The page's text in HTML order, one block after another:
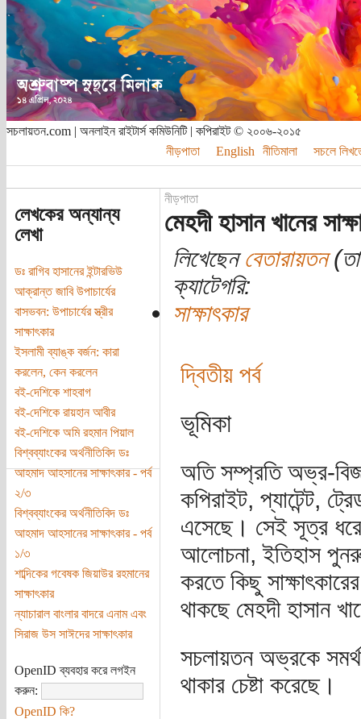
সচলায়তন.com | অনলাইন রাইটার্স কমিউনিটি | কপিরাইট © ২০০৬-২০১৫
নীড়পাতা
English নীতিমালা সচলে
লেখকের অন্যান্য
লেখা
ডঃ রাগিব হাসানের ইন্টারভিউ
আক্রান্ত জাবি উপাচার্যের
বাসভবন: উপাচার্যের স্ত্রীর
সাক্ষাৎকার
ইসলামী ব্যাঙ্ক বর্জন: কারা
করলেন, কেন করলেন
বই-দেশিকে শাহবাগ
বই-দেশিকে রায়হান আবীর
বই-দেশিকে অমি রহমান পিয়াল
বিশ্বব্যাংকের অর্থনীতিবিদ ডঃ
আহমাদ আহসানের সাক্ষাৎকার - পর্ব
২/৩
বিশ্বব্যাংকের অর্থনীতিবিদ ডঃ
আহমাদ আহসানের সাক্ষাৎকার - পর্ব
১/৩
শাব্দিকের গবেষক জিয়াউর রহমানের
সাক্ষাৎকার
ন্যাচারাল বাংলার বাদরে এনাম এবং
সিরাজ উস সাঈদের সাক্ষাৎকার
OpenID ব্যবহার করে লগইন
করুন:
OpenID কি?
নীড়পাতা
মেহদী হাসান খানের
লিখেছেনবেতারায়তন
ক্যাটেগরি:
সাক্ষাৎকার
দ্বিতীয় পর্ব
ভূমিকা
অতি সম্প্রতি অভ্র-
কপিরাইট, প্যাটেন্ট,
এসেছে। সেই সূত্র ধরে
আলোচনা, ইতিহাস
করতে কিছু
থাকছে মেহদী হাসান
সচলায়তন অভ্রকে
থাকার চেষ্টা করেছে।